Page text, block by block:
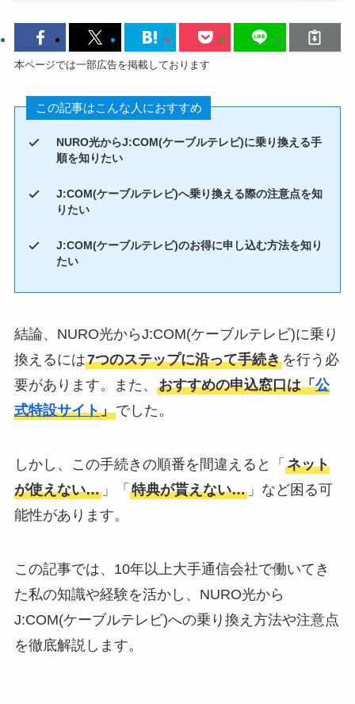
本ページでは一部広告を掲載しております
この記事はこんな人におすすめ
NURO光からJ:COM(ケーブルテレビ)に乗り換える手
順を知りたい
J:COM(ケーブルテレビ)へ乗り換える際の注意点を知
りたい
J:COM(ケーブルテレビ)のお得に申し込む方法を知り
たい
結論、NURO光からJ:COM(ケーブルテレビ)に乗り
換えるには7つのステップに沿って手続きを行う必
要があります。また、 おすすめの申込窓口は「公
式特設サイト」でした。
しかし、この手続きの順番を間違えると「 ネット
が使えない…」「 特典が貰えない…」など困る可
能性があります。
この記事では、10年以上大手通信会社で働いてき
た私の知識や経験を活かし、NURO光から
J:COM(ケーブルテレビ)への乗り換え方法や注意点
を徹底解説します。